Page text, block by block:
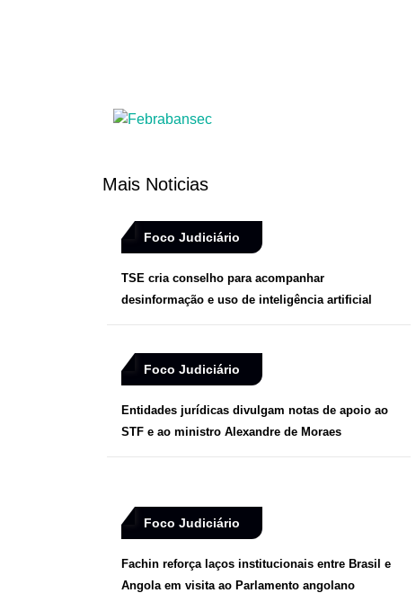
Mais Noticias
Foco Judiciário
TSE cria conselho para acompanhar
desinformação e uso de inteligência artificial
Foco Judiciário
Entidades jurídicas divulgam notas de apoio ao
STF e ao ministro Alexandre de Moraes
Foco Judiciário
Fachin reforça laços institucionais entre Brasil e
Angola em visita ao Parlamento angolano